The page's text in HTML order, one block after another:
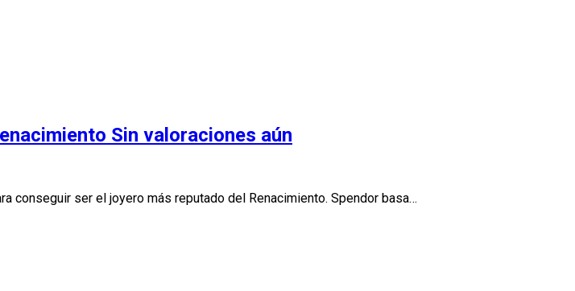
Sin valoraciones aún
conseguir ser el joyero más reputado del Renacimiento. Spendor basa…